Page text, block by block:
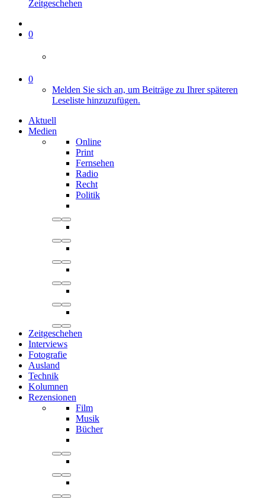
0
0
Melden Sie sich an, um Beiträge zu Ihrer späteren
Leseliste hinzuzufügen.
Aktuell
Medien
Online
Print
Fernsehen
Radio
Recht
Politik
Zeitgeschehen
Interviews
Fotografie
Ausland
Technik
Kolumnen
Rezensionen
Film
Musik
Bücher